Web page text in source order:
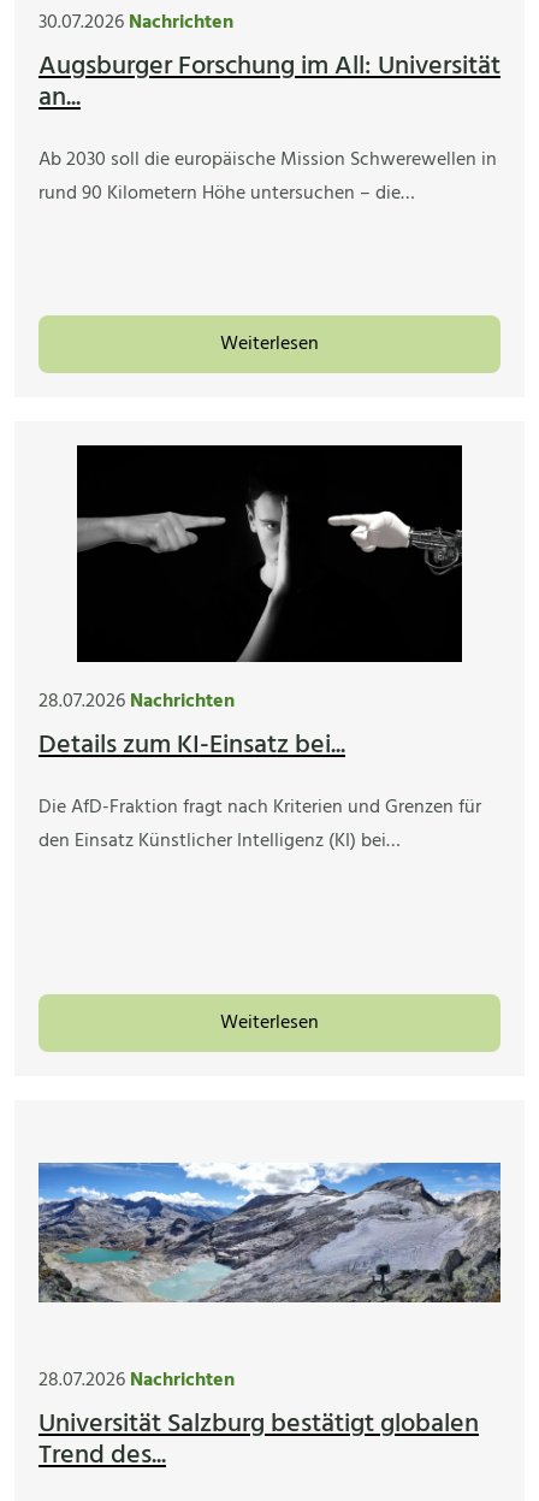
30.07.2026Nachrichten
Augsburger Forschung im All: Universität
an...
Ab 2030 soll die europäische Mission Schwerewellen in
rund 90 Kilometern Höhe untersuchen – die…
Weiterlesen
28.07.2026Nachrichten
Details zum KI-Einsatz bei...
Die AfD-Fraktion fragt nach Kriterien und Grenzen für
den Einsatz Künstlicher Intelligenz (KI) bei…
Weiterlesen
28.07.2026Nachrichten
Universität Salzburg bestätigt globalen
Trend des...